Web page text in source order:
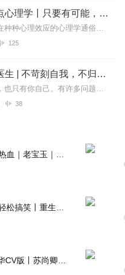
墨菲定律：每天学点心理学丨只要有可能，就一定会发生
本书是一本揭示人类潜在种种心理效应的心理学通俗读物，其中最有代表性的即“墨菲定律”。与此同时，从自我认知、经济管理等方面入手，作者引出了数十条对现代人工作和生活...
125
蛤蟆先生去看心理医生 | 不苛刻自我，不归咎原生家庭，承担人生责任，学会真正独立丨心理学心理咨询入门读物
能帮助你的人是你自己，也只有你自己。有许多问题需要你向自己发问。比如你能停止自我批判吗？你能对自己好一些吗？也许最重要的问题是，你能开始爱自己吗？书中金句一个...
38